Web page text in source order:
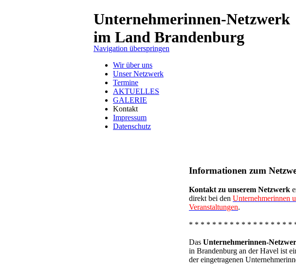
Unternehmerinnen-Netzwerk
im Land Brandenburg
Navigation überspringen
Wir über uns
Unser Netzwerk
Termine
AKTUELLES
GALERIE
Kontakt
Impressum
Datenschutz
Informationen zum
Kontakt zu unserem Netzwerk
direkt bei den Unternehmerinnen
Veranstaltungen.
* * * * * * * * * * * * * * * * * *
Das Unternehmerinnen-
in Brandenburg an der Havel ist
der eingetragenen